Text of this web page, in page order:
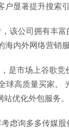
显著提升搜索引
该公司拥有丰
内外网络营销服
是市场上谷歌竞
球高质量买家。
优化外包服务。
虑询多多传媒